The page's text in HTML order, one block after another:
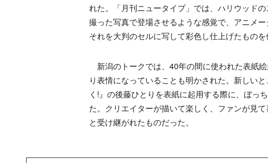
れた。「月刊ニュータイプ」では、ハリウッド
撮った写真で登場させるような感覚で、アニメ
それを大判のセルに写して彩色し仕上げたものを
新潟のトークでは、40年の間に使われた表紙
り表情になっていることも明かされた。新しい
く!』の後藤ひとりを表紙に起用する際に、ぼっ
た。クリエイターが描いて楽しく、ファンが見
と受け継がれたものだった。